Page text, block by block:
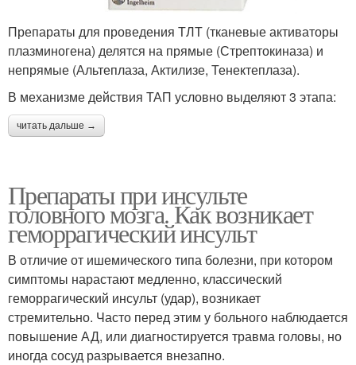
Препараты для проведения ТЛТ (тканевые активаторы
плазминогена) делятся на прямые (Стрептокиназа) и
непрямые (Альтеплаза, Актилизе, Тенектеплаза).
В механизме действия ТАП условно выделяют 3 этапа:
читать дальше →
Препараты при инсульте
головного мозга. Как возникает
геморрагический инсульт
В отличие от ишемического типа болезни, при котором
симптомы нарастают медленно, классический
геморрагический инсульт (удар), возникает
стремительно. Часто перед этим у больного наблюдается
повышение АД, или диагностируется травма головы, но
иногда сосуд разрывается внезапно.